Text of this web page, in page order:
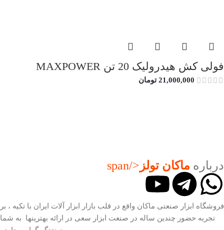
فولی کش هیدرولیک 20 تن MAXPOWER
21,000,000 تومان
درباره ماکان تولز </span
فروشگاه ابزار صنعتی ماکان واقع در قلب بازار ابزار آلات ایران با تکیه ، بر
تجربه حضور چندین ساله در صنعت ابزار سعی در ارائه بهترینها به شما